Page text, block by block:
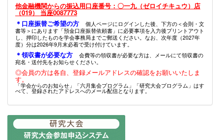
他金融機関からの振込用口座番号：〇一九（ゼロイチキュウ）店
（019） 当座0087773
＊口座振替ご希望の方
個人ページにログインした後、下方の＜会則・文
書等＞にあります「預金口座振替依頼書」に必要事項を入力後プリントアウト
し、押印したものを学会事務局までご郵送ください。なお、次年度（2027年
度）分は2026年9月末必着で受け付けています。
＊領収書が必要な方
会費等の領収書が必要な方は、メールにて領収書の
宛名・送付先をお知らせください。
◎会員の方は各自、登録メールアドレスの確認をお願いいたしま
す。
「学会からのお知らせ」「六月集会プログラム」「研究大会プログラム」はす
べて、登録されたアドレスへのメール配信となります。